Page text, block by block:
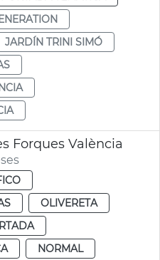
JARDÍN TRINI SIMÓ
Forques València
OLIVERETA
NORMAL